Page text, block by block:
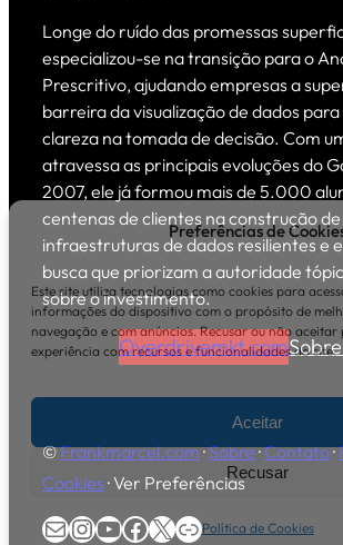
Preferências de
Este site utiliza tecnologias como cookies para
informações do dispositivo com o propósito de
navegação e com anúncios. Recusar ou não
experiência com recursos e funcionalidades do site.
Aceitar
Recusar
Política de Cookies
Longe do ruído das promessas
especializou-se na transição para o
Prescritivo, ajudando empresas a
barreira da visualização de dados
clareza na tomada de decisão. Com
atravessa as principais evoluções do
2007, ele já formou mais de 5.000
centenas de clientes na construção de
infraestruturas de dados resilientes e
busca que priorizam a autoridade
sobre o investimento.
Overdrivemkt.com
©Frankmarcel.com·Sobre·Contato·
Cookies ·Ver Preferências
E-mailInstagram
Youtube
Facebook
X Overdrive Marketing